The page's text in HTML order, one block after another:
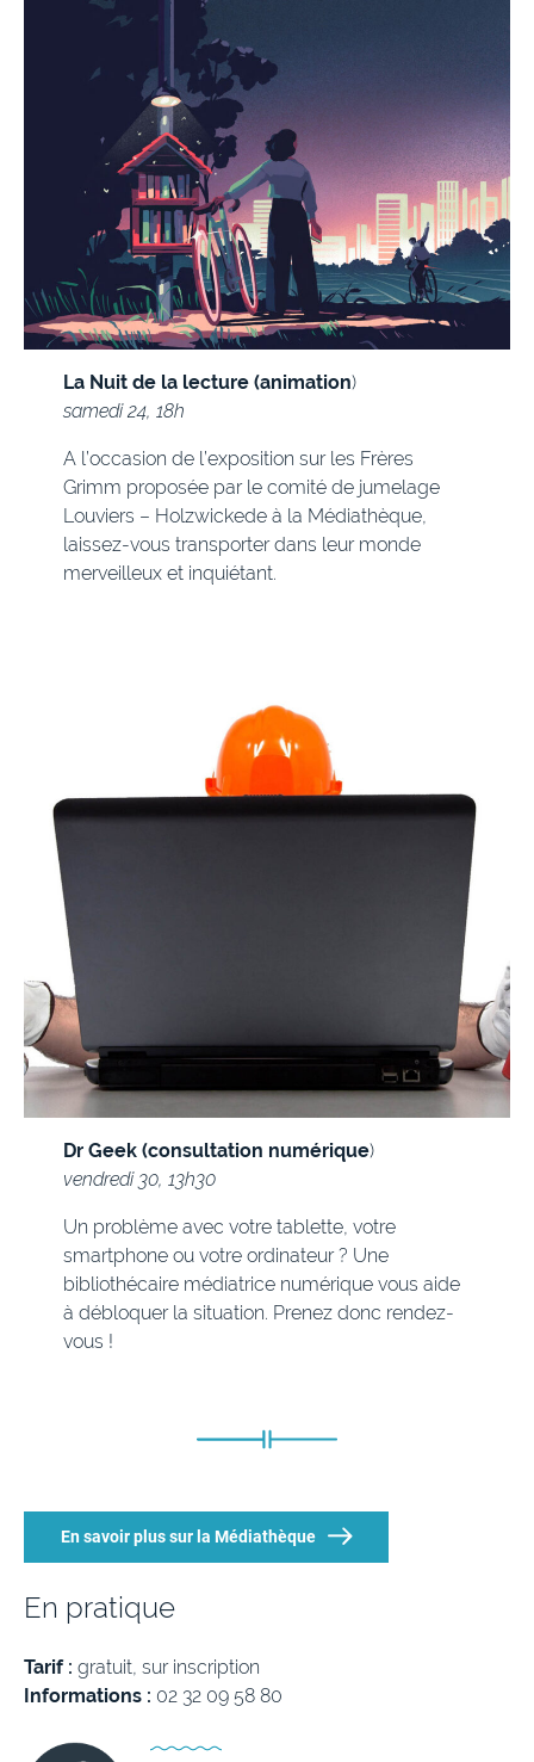
La Nuit de la lecture (animation)
samedi 24, 18h
A l’occasion de l’exposition sur les Frères
Grimm proposée par le comité de jumelage
Louviers – Holzwickede à la Médiathèque,
laissez-vous transporter dans leur monde
merveilleux et inquiétant.
Dr Geek (consultation numérique)
vendredi 30, 13h30
Un problème avec votre tablette, votre
smartphone ou votre ordinateur ? Une
bibliothécaire médiatrice numérique vous aide
à débloquer la situation. Prenez donc rendez-
vous !
En savoir plus sur la Médiathèque
En pratique
Tarif : gratuit, sur inscription
Informations : 02 32 09 58 80